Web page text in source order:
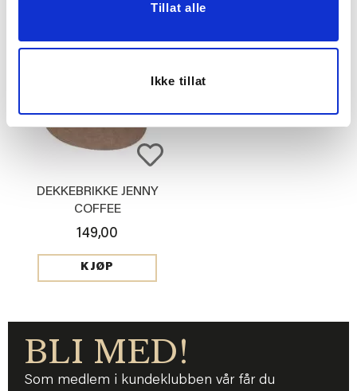
Tillat alle
Ikke tillat
DEKKEBRIKKE JENNY
COFFEE
149,00
KJØP
BLI MED!
Som medlem i kundeklubben vår får du